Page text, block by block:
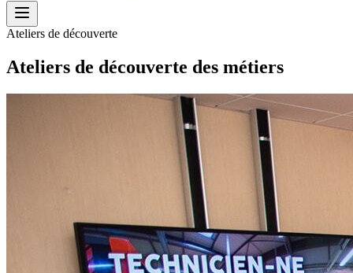
Ateliers de découverte
Ateliers de découverte des métiers